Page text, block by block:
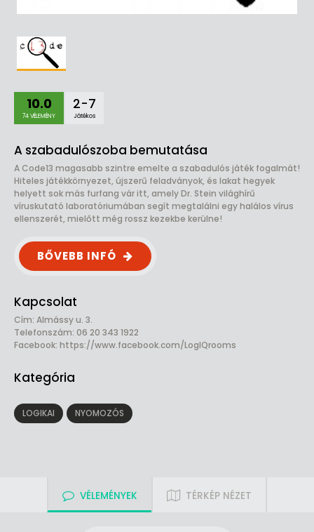
10.0
74 VÉLEMÉNY
2-7
Játékos
A szabadulószoba bemutatása
A Code13 magasabb szintre emelte a szabadulós játék fogalmát!
Hiteles játékkörnyezet, újszerű feladványok, és lakat hegyek
helyett sok más furfang vár itt, amely Dr. Stein világhírű
víruskutató laboratóriumában segít megtalálni egy halálos vírus
ellenszerét, mielőtt még rossz kezekbe kerülne!
BŐVEBB INFÓ
Kapcsolat
Cím: Almássy u. 3.
Telefonszám: 06 20 343 1922
Facebook: https://www.facebook.com/LogIQrooms
Kategória
LOGIKAI NYOMOZÓS
VÉLEMÉNYEK TÉRKÉP NÉZET